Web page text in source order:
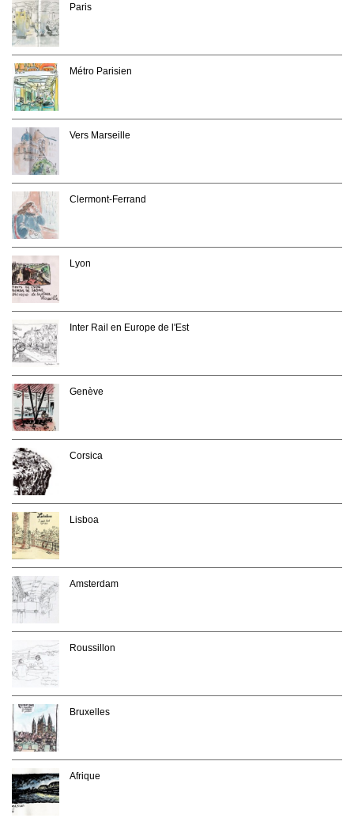
Paris
Métro Parisien
Vers Marseille
Clermont-Ferrand
Lyon
Inter Rail en Europe de l'Est
Genève
Corsica
Lisboa
Amsterdam
Roussillon
Bruxelles
Afrique